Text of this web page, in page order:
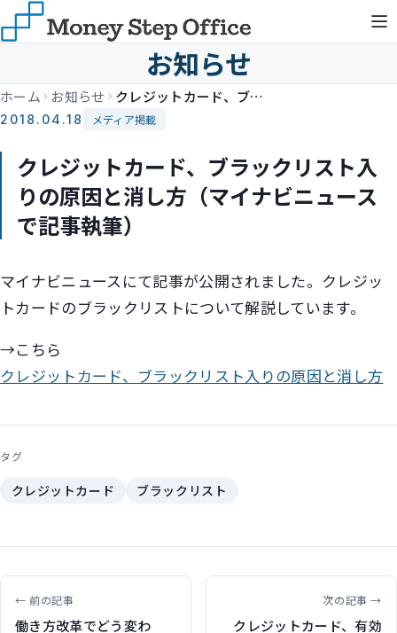
お知らせ
ホーム お知らせ クレジットカード、ブラックリスト入りの原因と消し方（マイナビニュースで記事執筆）
2018.04.18 メディア掲載
クレジットカード、ブラックリスト入
りの原因と消し方（マイナビニュース
で記事執筆）
マイナビニュースにて記事が公開されました。クレジッ
トカードのブラックリストについて解説しています。
→こちら
クレジットカード、ブラックリスト入りの原因と消し方
タグ
クレジットカード ブラックリスト
← 前の記事
働き方改革でどう変わ
次の記事 →
クレジットカード、有効